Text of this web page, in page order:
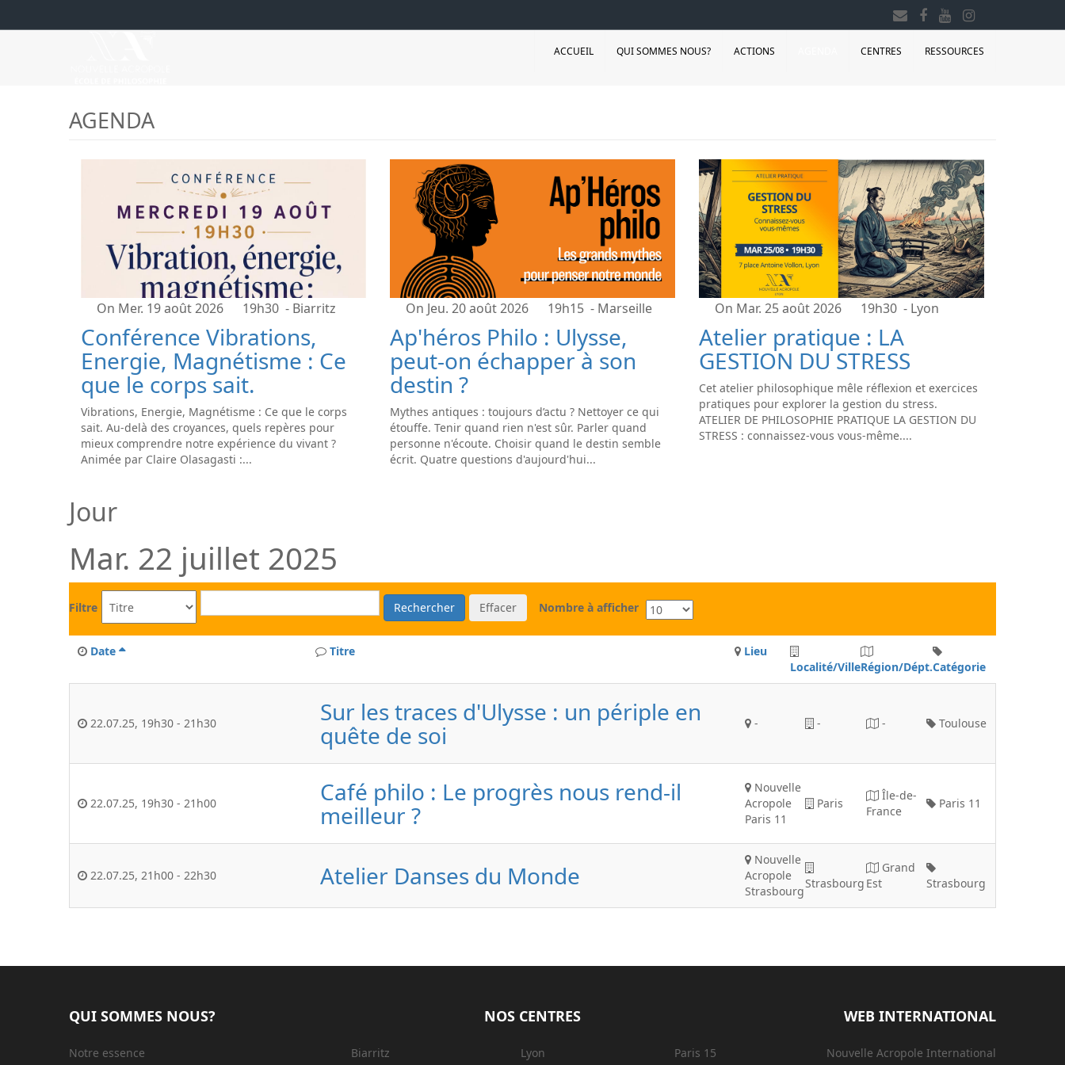
ACCUEIL QUI SOMMES NOUS? ACTIONS CENTRES RESSOURCES
AGENDA
On Mer. 19 août 2026 19h30 - Biarritz
Conférence Vibrations,
Energie, Magnétisme : Ce
que le corps sait.
Vibrations, Energie, Magnétisme : Ce que le corps
sait. Au-delà des croyances, quels repères pour
mieux comprendre notre expérience du vivant ?
Animée par Claire Olasagasti :...
On Jeu. 20 août 2026 19h15 - Marseille
Ap'héros Philo : Ulysse,
peut-on échapper à son
destin ?
Mythes antiques : toujours d’actu ? Nettoyer ce qui
étouffe. Tenir quand rien n'est sûr. Parler quand
personne n'écoute. Choisir quand le destin semble
écrit. Quatre questions d'aujourd'hui...
On Mar. 25 août 2026 19h30 - Lyon
Atelier pratique : LA
GESTION DU STRESS
Cet atelier philosophique mêle réflexion et exercices
pratiques pour explorer la gestion du stress.
ATELIER DE PHILOSOPHIE PRATIQUE LA GESTION DU
STRESS : connaissez-vous vous-même....
Jour
Mar. 22 juillet 2025
Filtre Rechercher Effacer Nombre à afficher
Date Titre
Lieu
Localité/VilleRégion/Dépt.Catégorie
22.07.25, 19h30 - 21h30 Sur les traces d'Ulysse : un périple en
quête de soi - - - Toulouse
22.07.25, 19h30 - 21h00 Café philo : Le progrès nous rend-il
meilleur ?
Nouvelle
Acropole
Paris 11
Paris
Île-de-
France
Paris 11
22.07.25, 21h00 - 22h30 Atelier Danses du Monde
Nouvelle
Acropole
Strasbourg
Strasbourg
Grand
Est
Strasbourg
QUI SOMMES NOUS?
Notre essence
NOS CENTRES
Biarritz Lyon Paris 15
WEB INTERNATIONAL
Nouvelle Acropole International